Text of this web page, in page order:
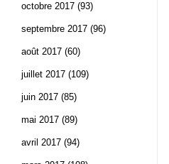
octobre 2017 (93)
septembre 2017 (96)
août 2017 (60)
juillet 2017 (109)
juin 2017 (85)
mai 2017 (89)
avril 2017 (94)